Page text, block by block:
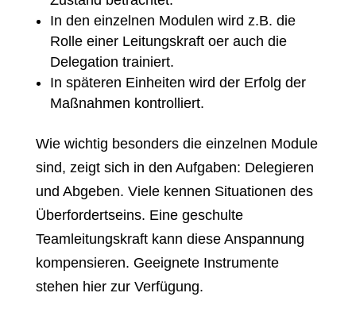
In den einzelnen Modulen wird z.B. die
Rolle einer Leitungskraft oer auch die
Delegation trainiert.
In späteren Einheiten wird der Erfolg der
Maßnahmen kontrolliert.
Wie wichtig besonders die einzelnen Module
sind, zeigt sich in den Aufgaben: Delegieren
und Abgeben. Viele kennen Situationen des
Überfordertseins. Eine geschulte
Teamleitungskraft kann diese Anspannung
kompensieren. Geeignete Instrumente
stehen hier zur Verfügung.